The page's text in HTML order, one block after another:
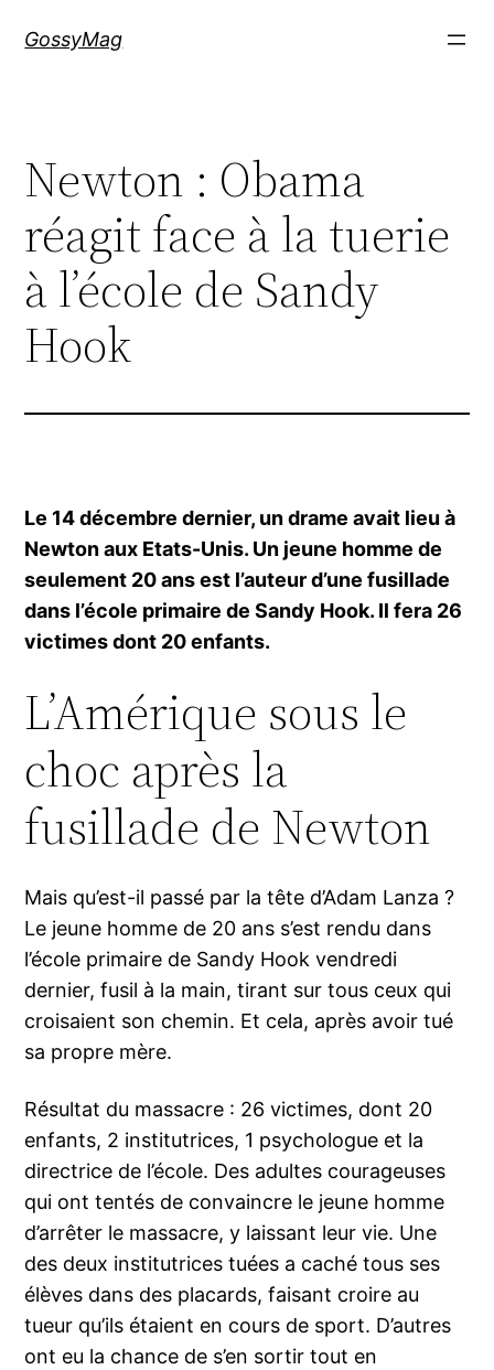
GossyMag
Newton : Obama
réagit face à la tuerie
à l’école de Sandy
Hook
Le 14 décembre dernier, un drame avait lieu à
Newton aux Etats-Unis. Un jeune homme de
seulement 20 ans est l’auteur d’une fusillade
dans l’école primaire de Sandy Hook. Il fera 26
victimes dont 20 enfants.
L’Amérique sous le
choc après la
fusillade de Newton
Mais qu’est-il passé par la tête d’Adam Lanza ?
Le jeune homme de 20 ans s’est rendu dans
l’école primaire de Sandy Hook vendredi
dernier, fusil à la main, tirant sur tous ceux qui
croisaient son chemin. Et cela, après avoir tué
sa propre mère.
Résultat du massacre : 26 victimes, dont 20
enfants, 2 institutrices, 1 psychologue et la
directrice de l’école. Des adultes courageuses
qui ont tentés de convaincre le jeune homme
d’arrêter le massacre, y laissant leur vie. Une
des deux institutrices tuées a caché tous ses
élèves dans des placards, faisant croire au
tueur qu’ils étaient en cours de sport. D’autres
ont eu la chance de s’en sortir tout en